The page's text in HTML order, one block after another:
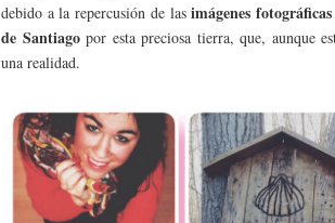
debido a la repercusión de lasimágenes fotográficas
de Santiagopor esta preciosa tierra, que, aunque
una realidad.